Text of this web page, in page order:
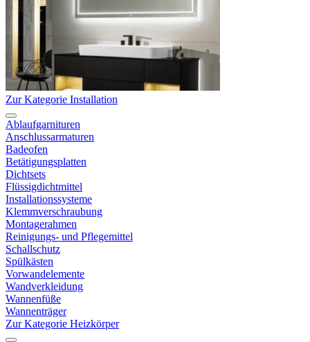
Zur Kategorie Installation
Ablaufgarnituren
Anschlussarmaturen
Badeofen
Betätigungsplatten
Dichtsets
Flüssigdichtmittel
Installationssysteme
Klemmverschraubung
Montagerahmen
Reinigungs- und Pflegemittel
Schallschutz
Spülkästen
Vorwandelemente
Wandverkleidung
Wannenfüße
Wannenträger
Zur Kategorie Heizkörper